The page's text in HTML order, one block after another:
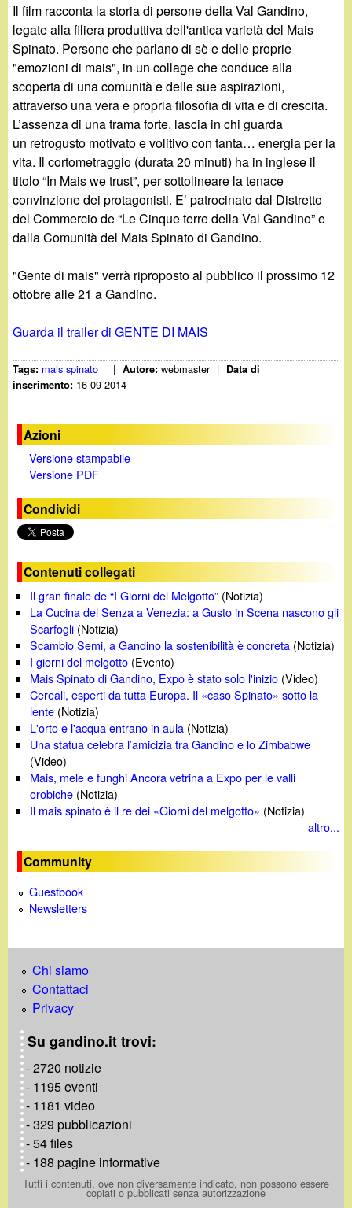
Il film racconta la storia di persone della Val Gandino,
legate alla filiera produttiva dell'antica varietà del Mais
Spinato. Persone che parlano di sè e delle proprie
"emozioni di mais", in un collage che conduce alla
scoperta di una comunità e delle sue aspirazioni,
attraverso una vera e propria filosofia di vita e di crescita.
L’assenza di una trama forte, lascia in chi guarda
un retrogusto motivato e volitivo con tanta… energia per la
vita. Il cortometraggio (durata 20 minuti) ha in inglese il
titolo “In Mais we trust”, per sottolineare la tenace
convinzione dei protagonisti. E’ patrocinato dal Distretto
del Commercio de “Le Cinque terre della Val Gandino” e
dalla Comunità del Mais Spinato di Gandino.
"Gente di mais" verrà riproposto al pubblico il prossimo 12
ottobre alle 21 a Gandino.
Guarda il trailer di GENTE DI MAIS
Tags: mais spinato | Autore:webmaster |
Data di
inserimento: 16-09-2014
Azioni
Versione stampabile
Versione PDF
Condividi
Contenuti collegati
Il gran finale de “I Giorni del Melgotto” (Notizia)
La Cucina del Senza a Venezia: a Gusto in Scena nascono gli
Scarfogli (Notizia)
Scambio Semi, a Gandino la sostenibilità è concreta (Notizia)
I giorni del melgotto (Evento)
Mais Spinato di Gandino, Expo è stato solo l'inizio (Video)
Cereali, esperti da tutta Europa. Il «caso Spinato» sotto la
lente (Notizia)
L'orto e l'acqua entrano in aula (Notizia)
Una statua celebra l’amicizia tra Gandino e lo Zimbabwe
(Video)
Mais, mele e funghi Ancora vetrina a Expo per le valli
orobiche (Notizia)
Il mais spinato è il re dei «Giorni del melgotto» (Notizia)
altro...
Community
Guestbook
Newsletters
Chi siamo
Contattaci
Privacy
Su gandino.it trovi:
- 2720 notizie
- 1195 eventi
- 1181 video
- 329 pubblicazioni
- 54 files
- 188 pagine informative
Tutti i contenuti, ove non diversamente indicato, non possono essere
copiati o pubblicati senza autorizzazione